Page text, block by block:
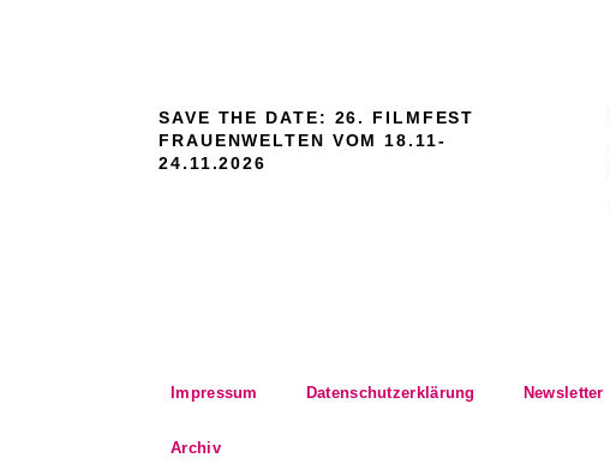
SAVE THE DATE: 26. FILMFEST
FRAUENWELTEN VOM 18.11-
24.11.2026
Impressum Datenschutzerklärung Newsletter
Archiv